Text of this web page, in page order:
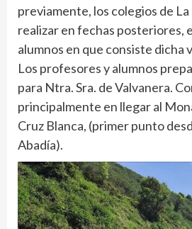
previamente, los colegios de La
realizar en fechas posteriores,
alumnos en que consiste dicha
Los profesores y alumnos
para Ntra. Sra. de Valvanera.
principalmente en llegar al
Cruz Blanca, (primer punto
Abadía).